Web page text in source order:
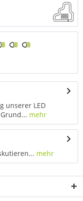
unserer LED
mehr
mehr